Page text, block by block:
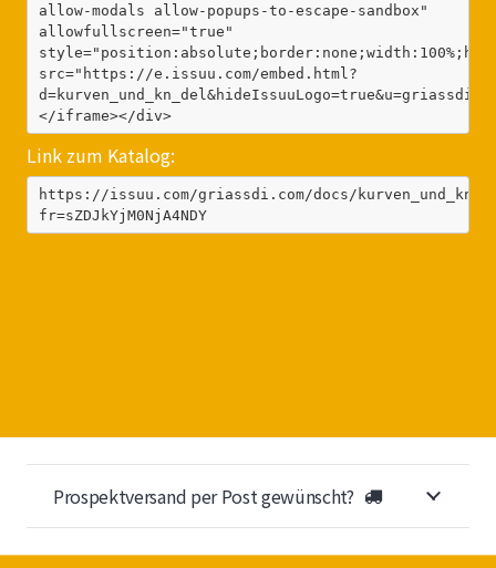
allow-modals allow-popups-to-escape-sandbox"
allowfullscreen="true"
src="https://e.issuu.com/embed.html?
</iframe></div>
Link zum Katalog:
https://issuu.com/griassdi.com/docs/
fr=sZDJkYjM0NjA4NDY
Prospektversand per Post gewünscht?